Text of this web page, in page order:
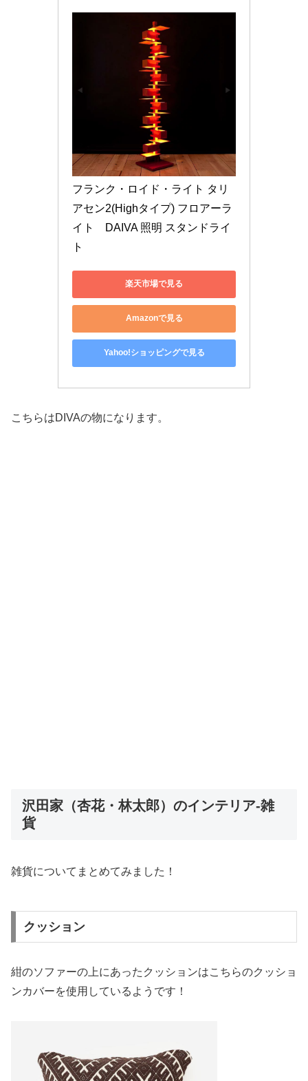
フランク・ロイド・ライト タリ
アセン2(Highタイプ) フロアーラ
イト　DAIVA 照明 スタンドライ
ト
楽天市場で見る
Amazonで見る
Yahoo!ショッピングで見る
こちらはDIVAの物になります。
沢田家（杏花・林太郎）のインテリア-雑
貨
雑貨についてまとめてみました！
クッション
紺のソファーの上にあったクッションはこちらのクッショ
ンカバーを使用しているようです！